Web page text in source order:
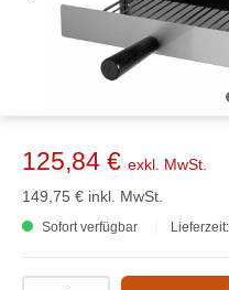
125,84 € exkl. MwSt.
149,75 € inkl. MwSt.
Sofort verfügbar